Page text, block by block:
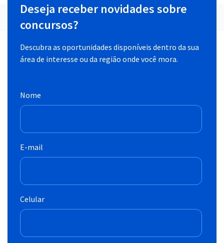
Deseja receber novidades sobre
concursos?
Descubra as oportunidades disponíveis dentro da sua
área de interesse ou da região onde você mora.
Nome
E-mail
Celular